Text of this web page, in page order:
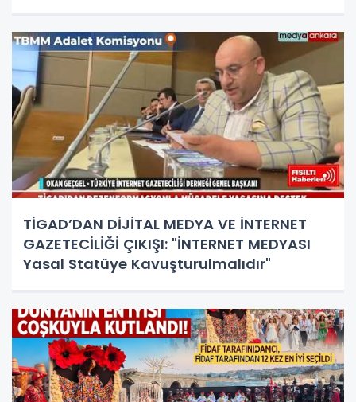
TİGAD’DAN DİJİTAL MEDYA VE İNTERNET
GAZETECİLİĞİ ÇIKIŞI: "İNTERNET MEDYASI
Yasal Statüye Kavuşturulmalıdır"